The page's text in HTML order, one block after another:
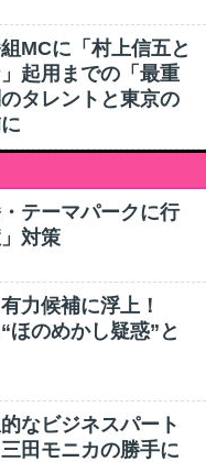
MCに「村上信五と
起用までの「最重
タレントと東京の
テーマパークに行
対策
力候補に浮上！
ほのめかし疑惑”と
なビジネスパート
田モニカの勝手に